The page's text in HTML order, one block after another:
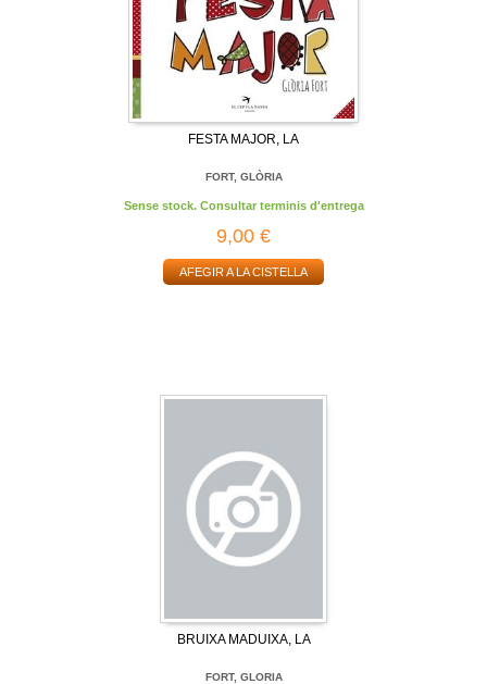
FESTA MAJOR, LA
FORT, GLÒRIA
Sense stock. Consultar terminis d'entrega
9,00 €
AFEGIR A LA CISTELLA
BRUIXA MADUIXA, LA
FORT, GLORIA